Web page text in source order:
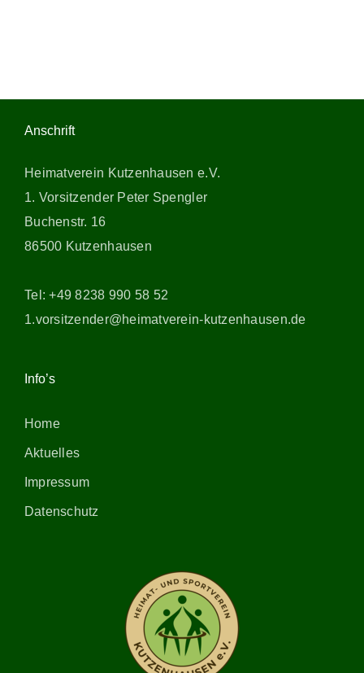
Anschrift
Heimatverein Kutzenhausen e.V.
1. Vorsitzender Peter Spengler
Buchenstr. 16
86500 Kutzenhausen
Tel: +49 8238 990 58 52
1.vorsitzender@heimatverein-kutzenhausen.de
Info’s
Home
Aktuelles
Impressum
Datenschutz